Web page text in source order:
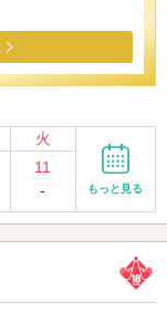
火
11
-
もっと見る